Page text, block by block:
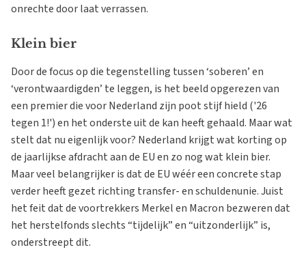
onrechte door laat verrassen.
Klein bier
Door de focus op die tegenstelling tussen ‘soberen’ en
‘verontwaardigden’ te leggen, is het beeld opgerezen van
een premier die voor Nederland zijn poot stijf hield ('26
tegen 1!') en het onderste uit de kan heeft gehaald. Maar wat
stelt dat nu eigenlijk voor? Nederland krijgt wat korting op
de jaarlijkse afdracht aan de EU en zo nog wat klein bier.
Maar veel belangrijker is dat de EU wéér een concrete stap
verder heeft gezet richting transfer- en schuldenunie. Juist
het feit dat de voortrekkers Merkel en Macron bezweren dat
het herstelfonds slechts “tijdelijk” en “uitzonderlijk” is,
onderstreept dit.